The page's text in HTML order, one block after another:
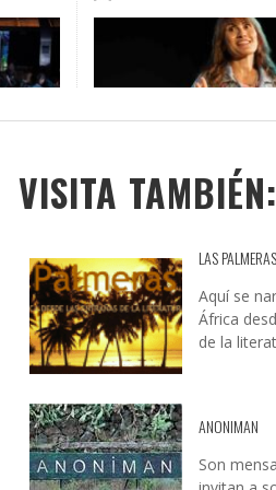
A
Y
DOCANARIAS CONVOCA A
INSTITUCIONES A
SOBRE LA
DEL CINE DE REALIDAD
JESÚS RODRÍGUEZ
NATURALEZA, CAMINO Y
FOTOGRAFÍA
LEONCIO GONZÁLEZ, 9
VISITA TAMBIÉN:
LAS
Aquí se
África
de la
ANONIMAN
Son